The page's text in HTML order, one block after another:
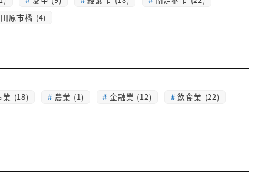
原市橘 (4)
業 (18) 農業 (1) 金融業 (12)
飲食業 (22)